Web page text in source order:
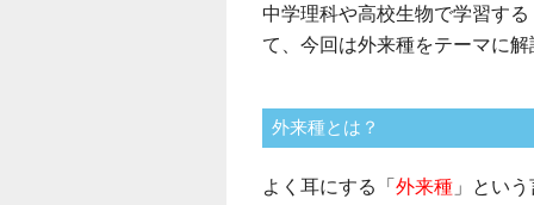
中学理科や高校生物で学習する
て、今回は外来種をテーマに
外来種とは？
よく耳にする「外来種 」とい